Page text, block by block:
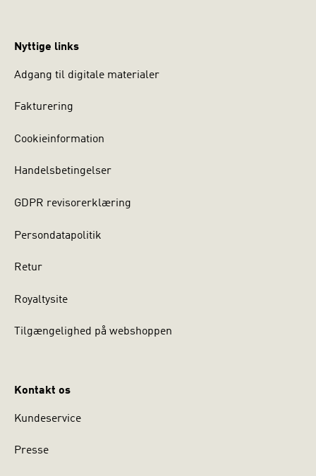
Nyttige links
Adgang til digitale materialer
Fakturering
Cookieinformation
Handelsbetingelser
GDPR revisorerklæring
Persondatapolitik
Retur
Royaltysite
Tilgængelighed på webshoppen
Kontakt os
Kundeservice
Presse